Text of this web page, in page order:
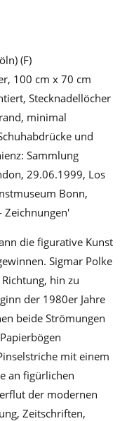
(F)
100 cm x 70 cm
Stecknadellöcher
minimal
und
Sammlung
29.06.1999, Los
Bonn,
Zeichnungen'
die figurative Kunst
Sigmar Polke
hin zu
der 1980er Jahre
beide Strömungen
mit einem
an figürlichen
der modernen
Zeitschriften,